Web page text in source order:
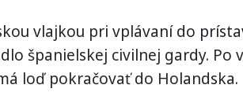
vlajkou pri vplávaní do
španielskej civilnej gardy. Po
loď pokračovať do Holandska.